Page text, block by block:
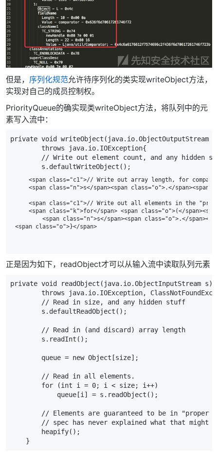
但是， 序列化规范允许待序列化的类实现writeObject方法，
实现对自己的成员控制权。
PriorityQueue的确实现类writeObject方法，将队列中的元
素写入流中：
private void writeObject ( java. io.ObjectOutputStream
throws
java. io. IOException{
// Write out element count, and any hidden
s . defaultWriteObject ();
<span class="c1">// Write out array length, for
<span class="n">s</span><span class="o">.</span><span
<span class="c1">// Write out all elements in the
<span class="k">for</span> <span class="o">(</
<span class="n">s</span><span class="o">.</
正是因为如下，readObject才可以从输入流中读取队列元素
private void readObject(java.io.ObjectInputStream s)
throws java.io.IOException,
        // Read in size, and any hidden stuff
        s.defaultReadObject();
        // Read in (and discard) array length
        s.readInt();
        queue = new Object[size];
        // Read in all elements.
        for (int i = 0; i < size; i++)
            queue[i] = s.readObject();
// Elements are guaranteed to be in "proper
// spec has never explained what that might
        heapify();
    }